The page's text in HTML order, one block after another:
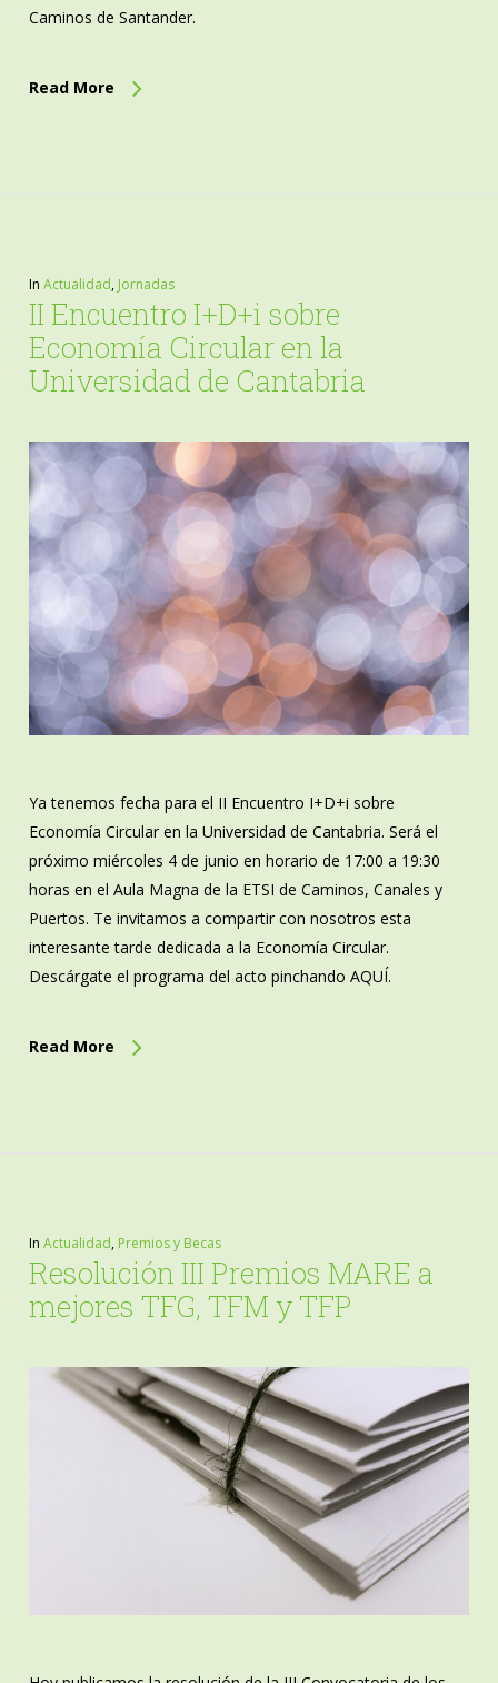
Caminos de Santander.
Read More
In Actualidad, Jornadas
II Encuentro I+D+i sobre
Economía Circular en la
Universidad de Cantabria
Ya tenemos fecha para el II Encuentro I+D+i sobre
Economía Circular en la Universidad de Cantabria. Será el
próximo miércoles 4 de junio en horario de 17:00 a 19:30
horas en el Aula Magna de la ETSI de Caminos, Canales y
Puertos. Te invitamos a compartir con nosotros esta
interesante tarde dedicada a la Economía Circular.
Descárgate el programa del acto pinchando AQUÍ.
Read More
In Actualidad, Premios y Becas
Resolución III Premios MARE a
mejores TFG, TFM y TFP